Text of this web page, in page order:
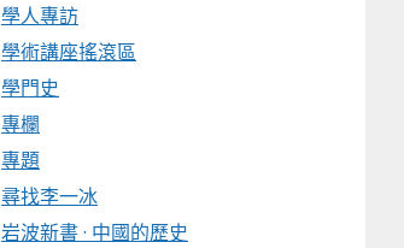
學人專訪
學術講座搖滾區
學門史
專欄
專題
尋找李一冰
岩波新書 · 中國的歷史